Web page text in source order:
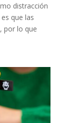
distracción
que las
por lo que